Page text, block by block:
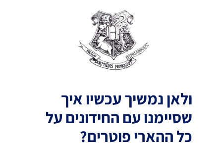
ולאן נמשיך עכשיו איך
שסיימנו עם החידונים על
כל ההארי פוטרים?